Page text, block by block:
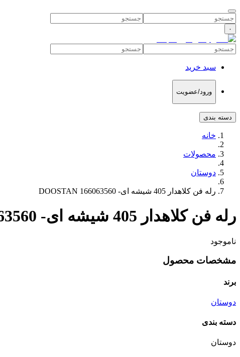
۰
سبد خرید
ورود/عضویت
دسته بندی
خانه
محصولات
دوستان
رله فن کلاهدار 405 شیشه ای- 166063560 DOOSTAN
رله فن کلاهدار 405 شیشه ای- 166063560 DOOSTAN
ناموجود
مشخصات محصول
برند
دوستان
دسته بندی
دوستان